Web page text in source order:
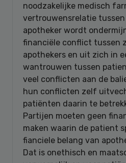
noodzakelijke medisch
vertrouwensrelatie
apotheker wordt
financiële conflict tussen
apothekers en uit zich in
wantrouwen tussen
veel conflicten aan de
hun conflicten zelf
patiënten daarin te
Partijen moeten geen
maken waarin de patient
fianciele belang van
Dat is onethisch en